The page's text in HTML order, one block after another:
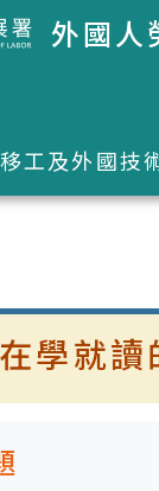
外國人
移工及外國技
在學就讀